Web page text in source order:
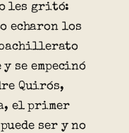
les gritó:
echaron los
se empecinó
Quirós,
el primer
ser y no